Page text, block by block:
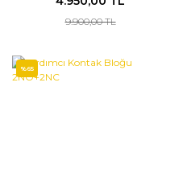
9.900,00 TL
%65